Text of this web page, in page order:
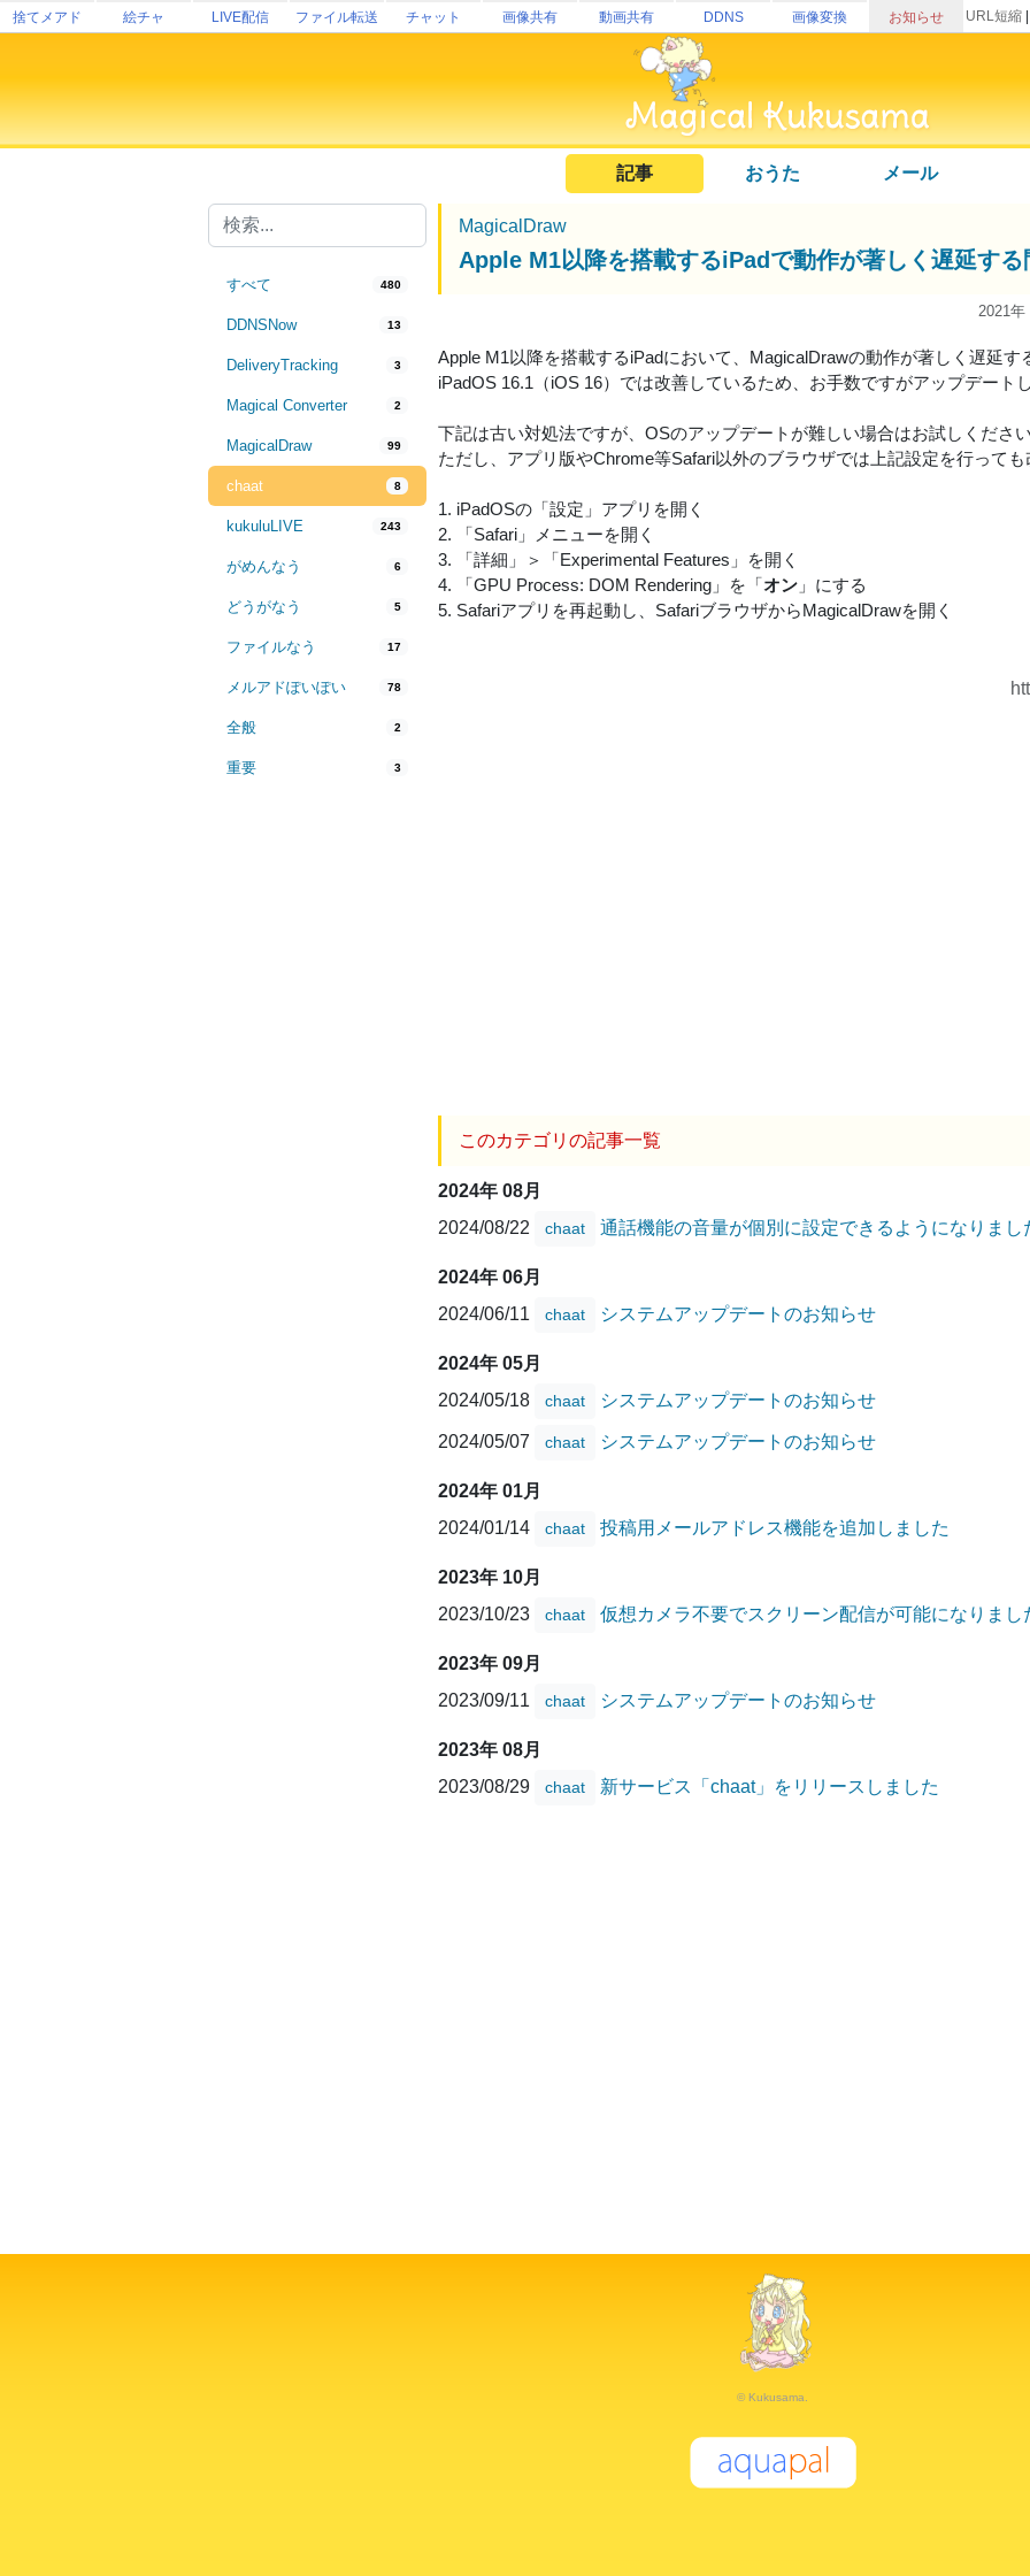
捨てメアド 絵チャ LIVE配信 ファイル転送 チャット 画像共有 動画共有 DDNS 画像変換 お知らせ URL短縮
記事 おうた メール
すべて 480
DDNSNow 13
DeliveryTracking 3
Magical Converter 2
MagicalDraw 99
chaat 8
kukuluLIVE 243
がめんなう 6
どうがなう 5
ファイルなう 17
メルアドぽいぽい 78
全般 2
重要 3
MagicalDraw
Apple M1以降を搭載するiPadで動作が著しく遅延する
2021年
Apple M1以降を搭載するiPadにおいて、MagicalDrawの動作が著しく遅延す
iPadOS 16.1（iOS 16）では改善しているため、お手数ですがアップデート
下記は古い対処法ですが、OSのアップデートが難しい場合はお試しくださ
ただし、アプリ版やChrome等Safari以外のブラウザでは上記設定を行って
1. iPadOSの「設定」アプリを開く
2. 「Safari」メニューを開く
3. 「詳細」＞「Experimental Features」を開く
4. 「GPU Process: DOM Rendering」を「オン 」にする
5. Safariアプリを再起動し、SafariブラウザからMagicalDrawを開く
このカテゴリの記事一覧
2024年 08月
2024/08/22
chaat 通話機能の音量が個別に設定できるようになりまし
2024年 06月
2024/06/11
chaat システムアップデートのお知らせ
2024年 05月
2024/05/18
chaat システムアップデートのお知らせ
2024/05/07 chaat システムアップデートのお知らせ
2024年 01月
2024/01/14
chaat 投稿用メールアドレス機能を追加しました
2023年 10月
2023/10/23
chaat 仮想カメラ不要でスクリーン配信が可能になりまし
2023年 09月
2023/09/11
chaat システムアップデートのお知らせ
2023年 08月
2023/08/29
chaat 新サービス「chaat」をリリースしました
© Kukusama.